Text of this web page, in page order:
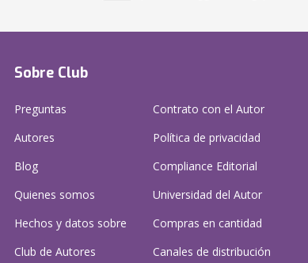
Sobre Club
Preguntas
Autores
Blog
Quienes somos
Hechos y datos sobre
Club de Autores
Contrato con el Autor
Política de privacidad
Compliance Editorial
Universidad del Autor
Compras en cantidad
Canales de distribución